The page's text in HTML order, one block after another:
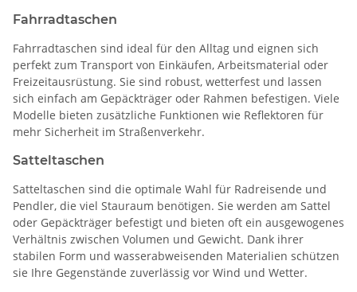
Fahrradtaschen
Fahrradtaschen sind ideal für den Alltag und eignen sich
perfekt zum Transport von Einkäufen, Arbeitsmaterial oder
Freizeitausrüstung. Sie sind robust, wetterfest und lassen
sich einfach am Gepäckträger oder Rahmen befestigen. Viele
Modelle bieten zusätzliche Funktionen wie Reflektoren für
mehr Sicherheit im Straßenverkehr.
Satteltaschen
Satteltaschen sind die optimale Wahl für Radreisende und
Pendler, die viel Stauraum benötigen. Sie werden am Sattel
oder Gepäckträger befestigt und bieten oft ein ausgewogenes
Verhältnis zwischen Volumen und Gewicht. Dank ihrer
stabilen Form und wasserabweisenden Materialien schützen
sie Ihre Gegenstände zuverlässig vor Wind und Wetter.